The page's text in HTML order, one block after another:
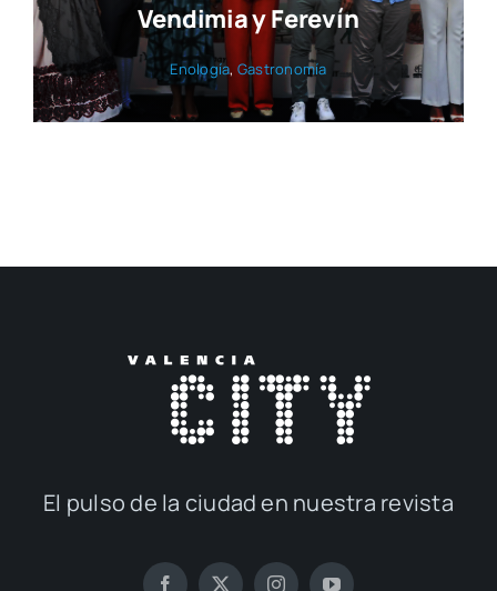
Vendimia y Ferevín
Eno­lo­gía, Gas­tro­no­mía
El pul­so de la ciu­dad en nues­tra revis­ta